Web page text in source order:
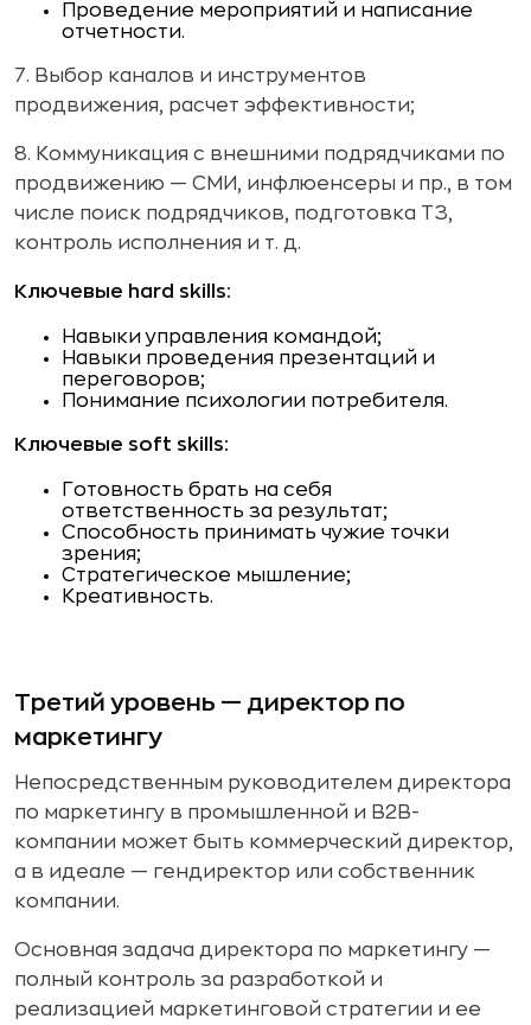
Проведение мероприятий и написание
отчетности.
7. Выбор каналов и инструментов
продвижения, расчет эффективности;
8. Коммуникация с внешними подрядчиками по
продвижению — СМИ, инфлюенсеры и пр., в том
числе поиск подрядчиков, подготовка ТЗ,
контроль исполнения и т. д.
Ключевые hard skills:
Навыки управления командой;
Навыки проведения презентаций и
переговоров;
Понимание психологии потребителя.
Ключевые soft skills:
Готовность брать на себя
ответственность за результат;
Способность принимать чужие точки
зрения;
Стратегическое мышление;
Креативность.
Третий уровень — директор по
маркетингу
Непосредственным руководителем директора
по маркетингу в промышленной и B2B-
компании может быть коммерческий директор,
а в идеале — гендиректор или собственник
компании.
Основная задача директора по маркетингу —
полный контроль за разработкой и
реализацией маркетинговой стратегии и ее